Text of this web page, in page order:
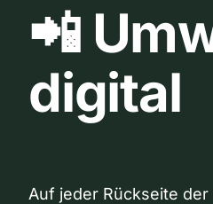
📲
digital
Auf jeder Rückseite